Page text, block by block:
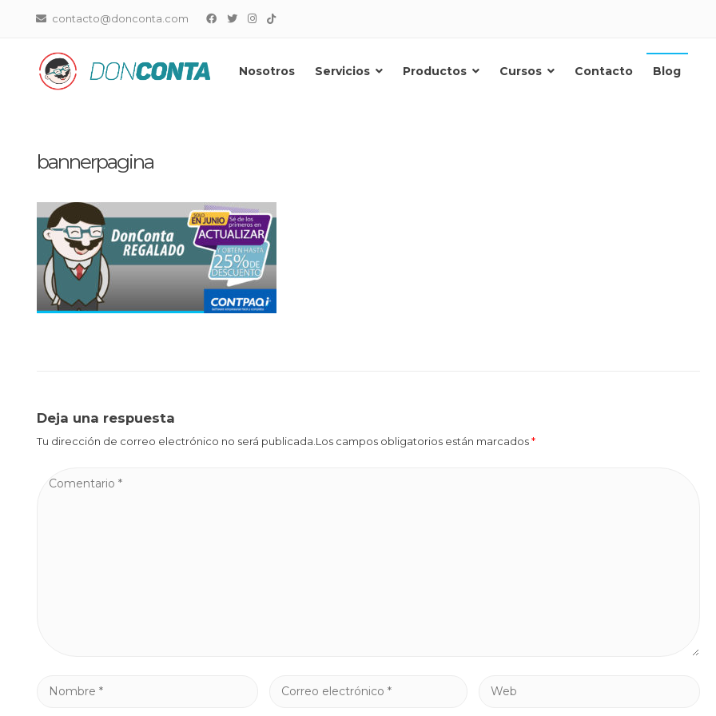
contacto@donconta.com
DonConta
Nosotros Servicios Productos Cursos Contacto Blog
bannerpagina
Deja una respuesta
Tu dirección de correo electrónico no será publicada.Los campos obligatorios están marcados*